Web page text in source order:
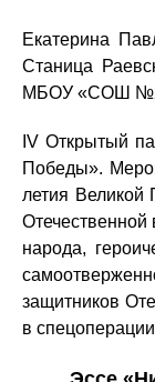
Екатерина
Станица
МБОУ «СОШ
IV Открытый
Победы».
летия
Отечественной
народа,
защитников
в